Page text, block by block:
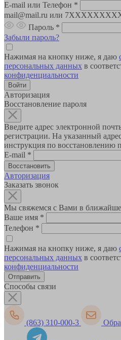
E-mail или Телефон *
mail@mail.ru или
Пароль *
Забыли пароль?
Нажимая на кнопку ниже, я даю
персональных данных в
конфиденциальности
Авторизация
Восстановление пароля
Введите адрес электронной
регистрации. На указанный
инструкция по восстановлению
E-mail *
Авторизация
Заказать звонок
Мы свяжемся с Вами в
Ваше имя *
Телефон *
Нажимая на кнопку ниже, я даю
персональных данных в
конфиденциальности
Способы связи
(863) 310-000-3